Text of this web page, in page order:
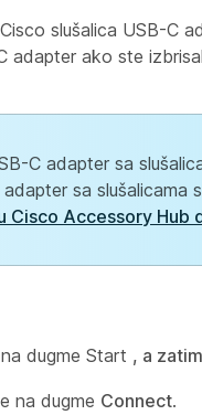
slušalica USB-C
adapter ako ste
C adapter sa
sa slušalicama
Cisco Accessory Hub
dugme Start , a zatim
na dugme Connect.